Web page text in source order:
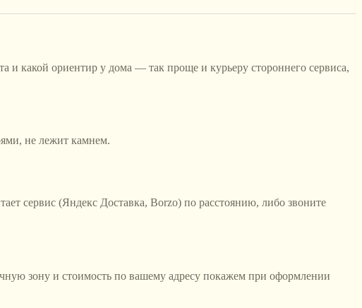
какой ориентир у дома — так проще и курьеру стороннего сервиса,
не лежит камнем.
сервис (Яндекс Доставка, Borzo) по расстоянию, либо звоните
зону и стоимость по вашему адресу покажем при оформлении